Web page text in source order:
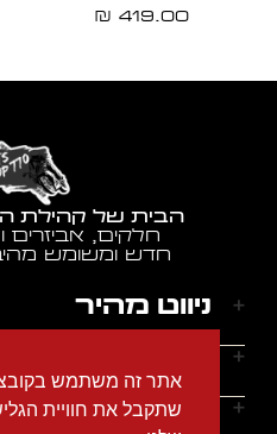
419.00
₪
הבית של קהילת
חלקים, אביזרים
חדש ומשומש
ניווט מהיר
דף הבית
אודותינו
הצהרת נגישות
ראשון - חמישי: 9:00-18:00
יצירת קשר
שתקבל את חוויית